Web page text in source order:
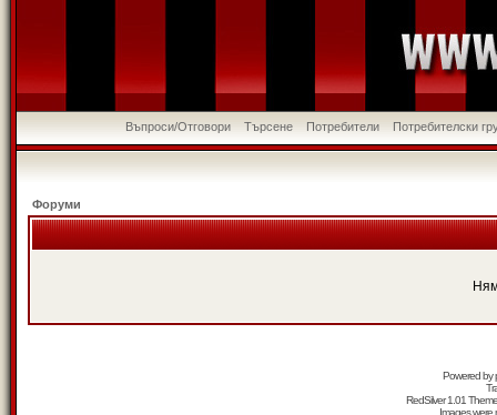
Въпроси/Отговори Търсене Потребители Потребителски
Форуми
Powered by
RedSilver 1.01
Images were